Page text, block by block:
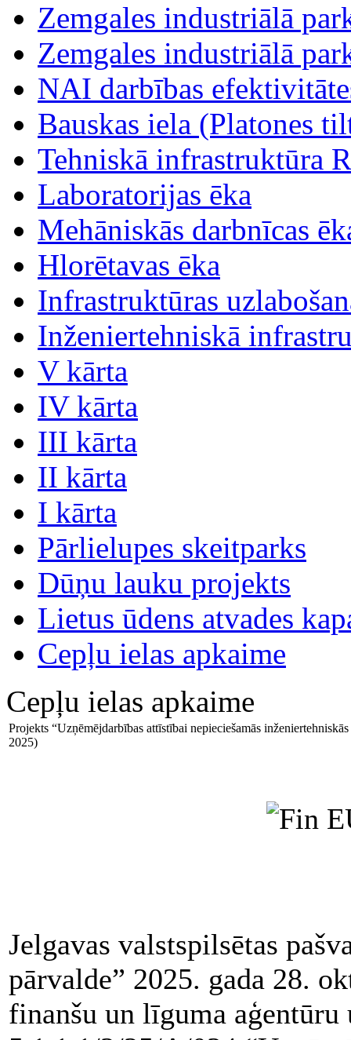
Zemgales industriālā
Zemgales industriālā
NAI darbības
Bauskas iela (Platones
Tehniskā infrastruktūra
Laboratorijas ēka
Mehāniskās darbnīcas
Hlorētavas ēka
Infrastruktūras
Inženiertehniskā
V kārta
IV kārta
III kārta
II kārta
I kārta
Pārlielupes skeitparks
Dūņu lauku projekts
Lietus ūdens atvades
Cepļu ielas apkaime
Cepļu ielas apkaime
Projekts “Uzņēmējdarbības attīstībai nepieciešamās
2025)
Jelgavas valstspilsētas
pārvalde” 2025. gada 28.
finanšu un līguma